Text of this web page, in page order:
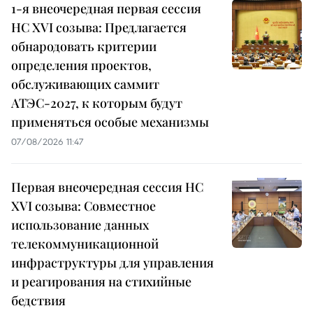
1-я внеочередная первая сессия
НС XVI созыва: Предлагается
обнародовать критерии
определения проектов,
обслуживающих саммит
АТЭС-2027, к которым будут
применяться особые механизмы
07/08/2026 11:47
Первая внеочередная сессия НС
XVI созыва: Совместное
использование данных
телекоммуникационной
инфраструктуры для управления
и реагирования на стихийные
бедствия